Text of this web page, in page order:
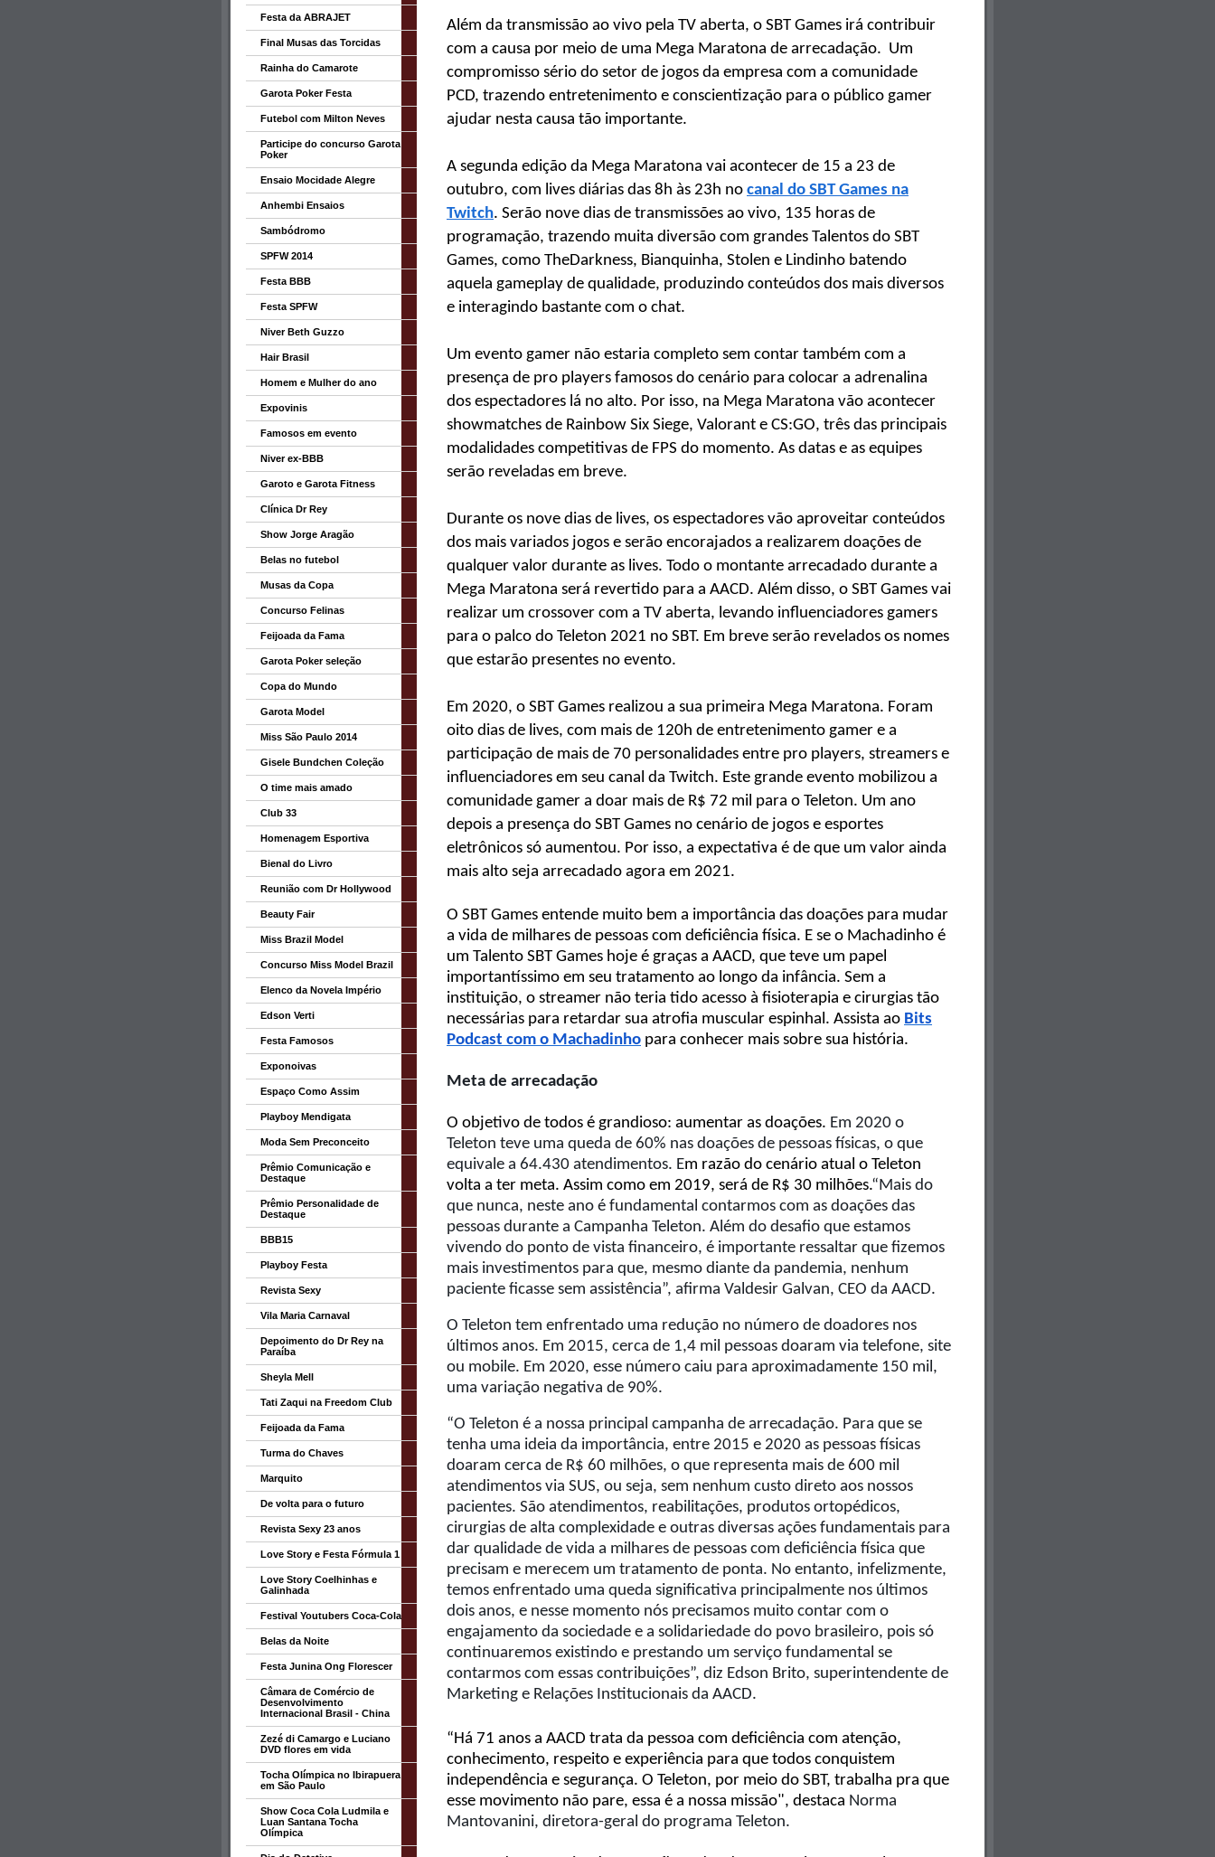
Além da transmissão ao vivo pela TV aberta, o SBT Games irá contribuir
com a causa por meio de uma Mega Maratona de arrecadação. Um
compromisso sério do setor de jogos da empresa com a comunidade
PCD, trazendo entretenimento e conscientização para o público gamer
ajudar nesta causa tão importante.
A segunda edição da Mega Maratona vai acontecer de 15 a 23 de
outubro, com lives diárias das 8h às 23h no canal do SBT Games na
Twitch. Serão nove dias de transmissões ao vivo, 135 horas de
programação, trazendo muita diversão com grandes Talentos do SBT
Games, como TheDarkness, Bianquinha, Stolen e Lindinho batendo
aquela gameplay de qualidade, produzindo conteúdos dos mais diversos
e interagindo bastante com o chat.
Um evento gamer não estaria completo sem contar também com a
presença de pro players famosos do cenário para colocar a adrenalina
dos espectadores lá no alto. Por isso, na Mega Maratona vão acontecer
showmatches de Rainbow Six Siege, Valorant e CS:GO, três das principais
modalidades competitivas de FPS do momento. As datas e as equipes
serão reveladas em breve.
Durante os nove dias de lives, os espectadores vão aproveitar conteúdos
dos mais variados jogos e serão encorajados a realizarem doações de
qualquer valor durante as lives. Todo o montante arrecadado durante a
Mega Maratona será revertido para a AACD. Além disso, o SBT Games vai
realizar um crossover com a TV aberta, levando influenciadores gamers
para o palco do Teleton 2021 no SBT. Em breve serão revelados os nomes
que estarão presentes no evento.
Em 2020, o SBT Games realizou a sua primeira Mega Maratona. Foram
oito dias de lives, com mais de 120h de entretenimento gamer e a
participação de mais de 70 personalidades entre pro players, streamers e
influenciadores em seu canal da Twitch. Este grande evento mobilizou a
comunidade gamer a doar mais de R$ 72 mil para o Teleton. Um ano
depois a presença do SBT Games no cenário de jogos e esportes
eletrônicos só aumentou. Por isso, a expectativa é de que um valor ainda
mais alto seja arrecadado agora em 2021.
O SBT Games entende muito bem a importância das doações para mudar
a vida de milhares de pessoas com deficiência física. E se o Machadinho é
um Talento SBT Games hoje é graças a AACD, que teve um papel
importantíssimo em seu tratamento ao longo da infância. Sem a
instituição, o streamer não teria tido acesso à fisioterapia e cirurgias tão
necessárias para retardar sua atrofia muscular espinhal. Assista ao Bits
Podcast com o Machadinho para conhecer mais sobre sua história.
Meta de arrecadação
O objetivo de todos é grandioso: aumentar as doações. Em 2020 o
Teleton teve uma queda de 60% nas doações de pessoas físicas, o que
equivale a 64.430 atendimentos. Em razão do cenário atual o Teleton
volta a ter meta. Assim como em 2019, será de R$ 30 milhões.“Mais do
que nunca, neste ano é fundamental contarmos com as doações das
pessoas durante a Campanha Teleton. Além do desafio que estamos
vivendo do ponto de vista financeiro, é importante ressaltar que fizemos
mais investimentos para que, mesmo diante da pandemia, nenhum
paciente ficasse sem assistência”, afirma Valdesir Galvan, CEO da AACD.
O Teleton tem enfrentado uma redução no número de doadores nos
últimos anos. Em 2015, cerca de 1,4 mil pessoas doaram via telefone, site
ou mobile. Em 2020, esse número caiu para aproximadamente 150 mil,
uma variação negativa de 90%.
“O Teleton é a nossa principal campanha de arrecadação. Para que se
tenha uma ideia da importância, entre 2015 e 2020 as pessoas físicas
doaram cerca de R$ 60 milhões, o que representa mais de 600 mil
atendimentos via SUS, ou seja, sem nenhum custo direto aos nossos
pacientes. São atendimentos, reabilitações, produtos ortopédicos,
cirurgias de alta complexidade e outras diversas ações fundamentais para
dar qualidade de vida a milhares de pessoas com deficiência física que
precisam e merecem um tratamento de ponta. No entanto, infelizmente,
temos enfrentado uma queda significativa principalmente nos últimos
dois anos, e nesse momento nós precisamos muito contar com o
engajamento da sociedade e a solidariedade do povo brasileiro, pois só
continuaremos existindo e prestando um serviço fundamental se
contarmos com essas contribuições”, diz Edson Brito, superintendente de
Marketing e Relações Institucionais da AACD.
“Há 71 anos a AACD trata da pessoa com deficiência com atenção,
conhecimento, respeito e experiência para que todos conquistem
independência e segurança. O Teleton, por meio do SBT, trabalha pra que
esse movimento não pare, essa é a nossa missão", destaca Norma
Mantovanini, diretora-geral do programa Teleton.
Festa da ABRAJET
Final Musas das Torcidas
Rainha do Camarote
Garota Poker Festa
Futebol com Milton Neves
Participe do concurso Garota
Poker
Ensaio Mocidade Alegre
Anhembi Ensaios
Sambódromo
SPFW 2014
Festa BBB
Festa SPFW
Niver Beth Guzzo
Hair Brasil
Homem e Mulher do ano
Expovinis
Famosos em evento
Niver ex-BBB
Garoto e Garota Fitness
Clínica Dr Rey
Show Jorge Aragão
Belas no futebol
Musas da Copa
Concurso Felinas
Feijoada da Fama
Garota Poker seleção
Copa do Mundo
Garota Model
Miss São Paulo 2014
Gisele Bundchen Coleção
O time mais amado
Club 33
Homenagem Esportiva
Bienal do Livro
Reunião com Dr Hollywood
Beauty Fair
Miss Brazil Model
Concurso Miss Model Brazil
Elenco da Novela Império
Edson Verti
Festa Famosos
Exponoivas
Espaço Como Assim
Playboy Mendigata
Moda Sem Preconceito
Prêmio Comunicação e
Destaque
Prêmio Personalidade de
Destaque
BBB15
Playboy Festa
Revista Sexy
Vila Maria Carnaval
Depoimento do Dr Rey na
Paraíba
Sheyla Mell
Tati Zaqui na Freedom Club
Feijoada da Fama
Turma do Chaves
Marquito
De volta para o futuro
Revista Sexy 23 anos
Love Story e Festa Fórmula 1
Love Story Coelhinhas e
Galinhada
Festival Youtubers Coca-Cola
Belas da Noite
Festa Junina Ong Florescer
Câmara de Comércio de
Desenvolvimento
Internacional Brasil - China
Zezé di Camargo e Luciano
DVD flores em vida
Tocha Olímpica no Ibirapuera
em São Paulo
Show Coca Cola Ludmila e
Luan Santana Tocha
Olímpica